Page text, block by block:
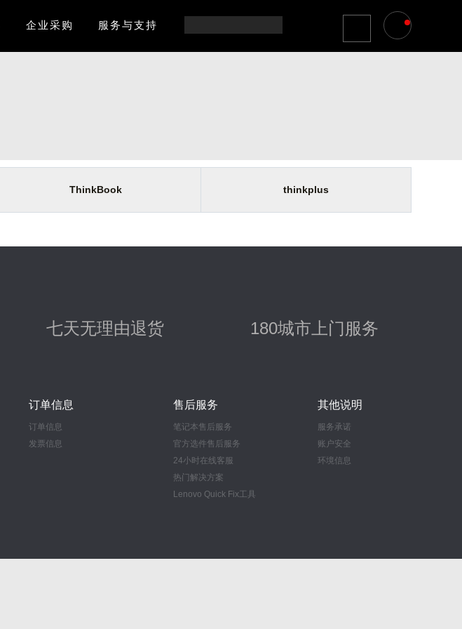
企业采购 服务与支持
ThinkBook thinkplus
七天无理由退货 180城市上门服务
订单信息
订单信息
发票信息
售后服务
笔记本售后服务
官方选件售后服务
24小时在线客服
热门解决方案
Lenovo Quick Fix工具
其他说明
服务承诺
账户安全
环境信息